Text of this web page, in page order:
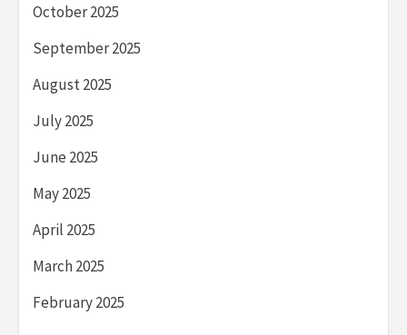
October 2025
September 2025
August 2025
July 2025
June 2025
May 2025
April 2025
March 2025
February 2025